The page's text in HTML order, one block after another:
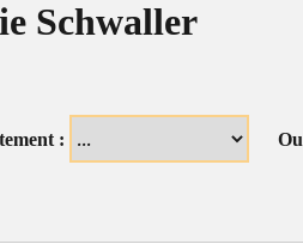
Schwaller
: